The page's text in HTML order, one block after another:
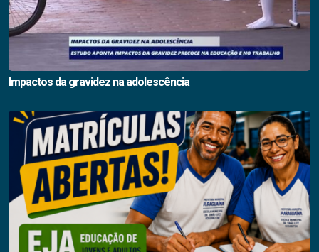
Impactos da gravidez na adolescência